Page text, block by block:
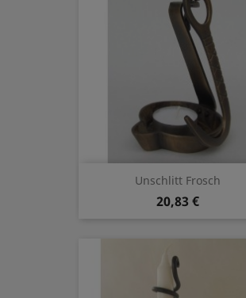
Unschlitt Frosch
20,83 €